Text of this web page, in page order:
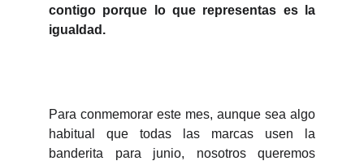
contigo porque lo que representas es la
igualdad.
Para conmemorar este mes, aunque sea algo
habitual que todas las marcas usen la
banderita para junio, nosotros queremos